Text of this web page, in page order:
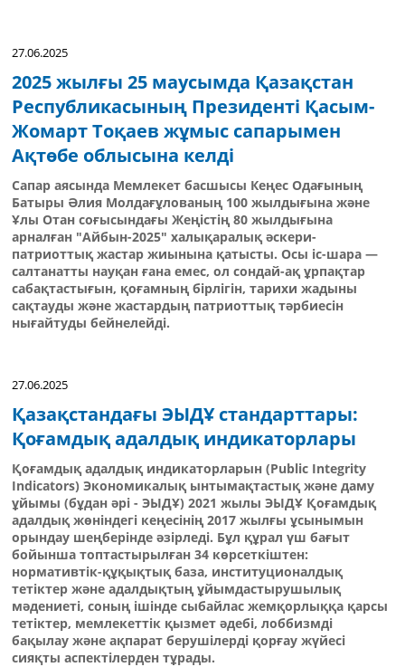
27.06.2025
2025 жылғы 25 маусымда Қазақстан
Республикасының Президенті Қасым-
Жомарт Тоқаев жұмыс сапарымен
Ақтөбе облысына келді
Сапар аясында Мемлекет басшысы Кеңес Одағының
Батыры Әлия Молдағұлованың 100 жылдығына және
Ұлы Отан соғысындағы Жеңістің 80 жылдығына
арналған "Айбын-2025" халықаралық әскери-
патриоттық жастар жиынына қатысты. Осы іс-шара —
салтанатты науқан ғана емес, ол сондай-ақ ұрпақтар
сабақтастығын, қоғамның бірлігін, тарихи жадыны
сақтауды және жастардың патриоттық тәрбиесін
нығайтуды бейнелейді.
27.06.2025
Қазақстандағы ЭЫДҰ стандарттары:
Қоғамдық адалдық индикаторлары
Қоғамдық адалдық индикаторларын (Public Integrity
Indicators) Экономикалық ынтымақтастық және даму
ұйымы (бұдан әрі - ЭЫДҰ) 2021 жылы ЭЫДҰ Қоғамдық
адалдық жөніндегі кеңесінің 2017 жылғы ұсынымын
орындау шеңберінде әзірледі. Бұл құрал үш бағыт
бойынша топтастырылған 34 көрсеткіштен:
нормативтік-құқықтық база, институционалдық
тетіктер және адалдықтың ұйымдастырушылық
мәдениеті, соның ішінде сыбайлас жемқорлыққа қарсы
тетіктер, мемлекеттік қызмет әдебі, лоббизмді
бақылау және ақпарат берушілерді қорғау жүйесі
сияқты аспектілерден тұрады.